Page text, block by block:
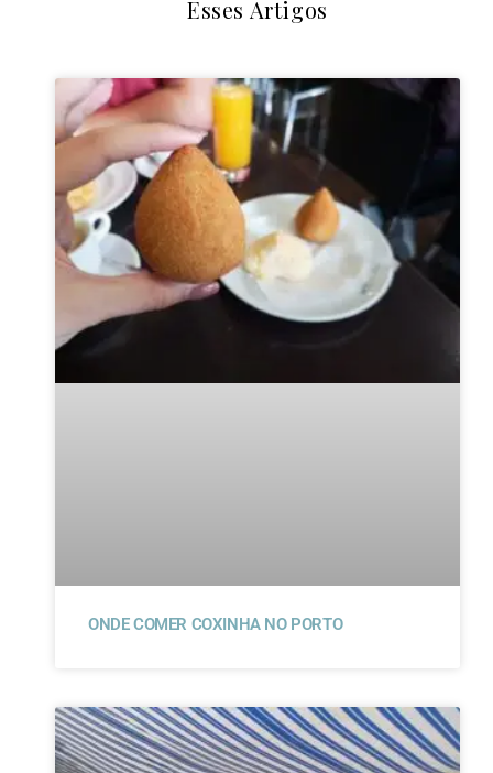
ONDE COMER COXINHA NO PORTO
Esses Artigos